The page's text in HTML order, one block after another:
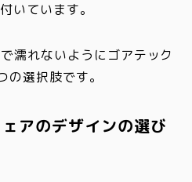
いています。
濡れないようにゴアテック
選択肢です。
アのデザインの選び